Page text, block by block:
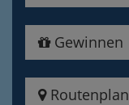
Gewinnen
Routenplan